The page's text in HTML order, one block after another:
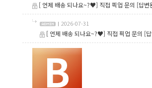
[ 언제 배송 되나요~?♥] 직접 픽업 문의 [답변
2026-07-31
[ 언제 배송 되나요~?♥] 직접 픽업 문의 [